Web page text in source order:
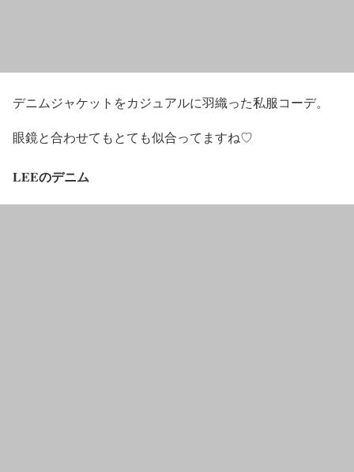
デニムジャケットをカジュアルに羽織った私服コーデ。
眼鏡と合わせてもとても似合ってますね♡
LEEのデニム